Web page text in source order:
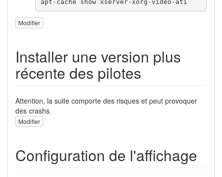
apt-cache show xserver-xorg-video-ati
Modifier
Installer une version plus
récente des pilotes
Attention, la suite comporte des risques et peut provoquer
des crashs.
Modifier
Configuration de l'affichage